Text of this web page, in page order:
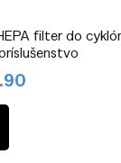
filter do